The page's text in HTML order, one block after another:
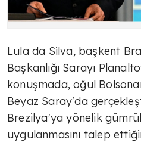
Lula da Silva, başkent
Başkanlığı Sarayı
konuşmada, oğul
Beyaz Saray'da
Brezilya'ya yönelik
uygulanmasını talep